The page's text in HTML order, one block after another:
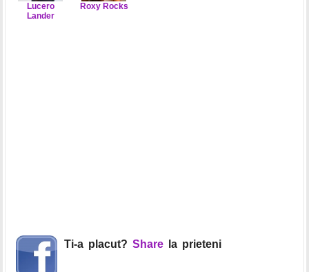
Lucero
Lander
Roxy Rocks
Ti-a placut? Share la prieteni